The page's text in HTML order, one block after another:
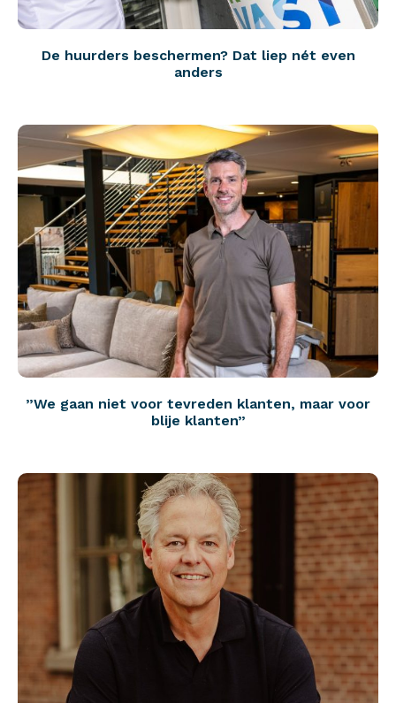
De huurders beschermen? Dat liep nét even
anders
”We gaan niet voor tevreden klanten, maar voor
blije klanten”